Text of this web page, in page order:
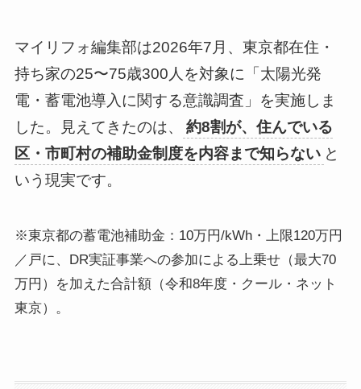
マイリフォ編集部は2026年7月、東京都在住・
持ち家の25〜75歳300人を対象に「太陽光発
電・蓄電池導入に関する意識調査」を実施しま
した。見えてきたのは、
約8割が、住んでいる
区・市町村の補助金制度を内容まで知らない と
いう現実です。
※東京都の蓄電池補助金：10万円/kWh・上限120万円
／戸に、DR実証事業への参加による上乗せ（最大70
万円）を加えた合計額（令和8年度・クール・ネット
東京）。